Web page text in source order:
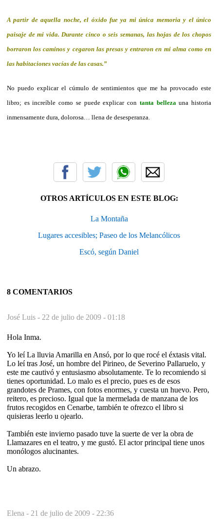
A partir de aquella noche, el óxido fue ya mi única memoria y el único
paisaje de mi vida. Durante cinco o seis semanas, las hojas de los chopos
borraron los caminos y cegaron las presas y entraron en mi alma como en
las habitaciones vacías de las casas.”
No puedo explicar el cúmulo de sentimientos que me ha provocado este
libro; es increíble como se puede explicar con tanta belleza una historia
inmensamente dura, dolorosa… llena de desesperanza.
OTROS ARTÍCULOS EN ESTE BLOG:
La Montaña
Lugares accesibles; Paseo de los Melancólicos
Escó, según Daniel
8 COMENTARIOS
José Luis - 22 de julio de 2009 - 01:18
Hola Inma.
Yo leí La lluvia Amarilla en Ansó, por lo que rocé el éxtasis vital.
Lo leí tras José, un hombre del Pirineo, de Severino Pallaruelo, y
este me cautivó y entusiasmo absolutamente. Te lo recomiendo si
tienes oportunidad. Lo malo es el precio, pues es de esos
grandotes de Prames, con fotos enormes, y cuesta un huevo. Pero,
reitero, es precioso. Igual que la mermelada de manzana de los
frutos recogidos en Cenarbe, también te ofrezco el libro si
quisieras leerlo u ojearlo.
También este invierno pasado tuve la suerte de ver la obra de
Llamazares en el teatro, y me gustó. El actor principal tiene unos
monólogos alucinantes.
Un abrazo.
Elena - 21 de julio de 2009 - 22:36